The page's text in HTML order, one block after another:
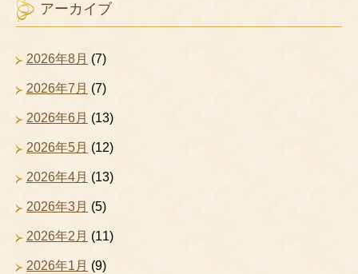
アーカイブ
2026年8月 (7)
2026年7月 (7)
2026年6月 (13)
2026年5月 (12)
2026年4月 (13)
2026年3月 (5)
2026年2月 (11)
2026年1月 (9)